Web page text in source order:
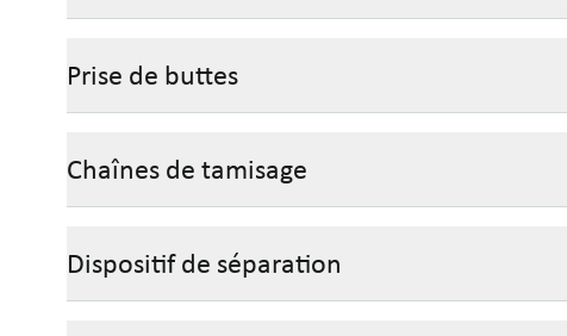
Prise de buttes
Chaînes de tamisage
Dispositif de séparation